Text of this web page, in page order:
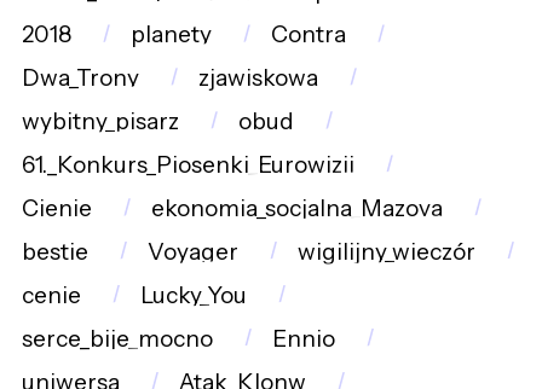
2018
planety
Contra
Dwa_Trony
zjawiskowa
wybitny_pisarz
obud
61._Konkurs_Piosenki_Eurowizji
Cienie
ekonomia_socjalna_Mazova
bestie
Voyager
wigilijny_wieczór
cenie
Lucky_You
serce_bije_mocno
Ennio
uniwersa
Atak_Klonw